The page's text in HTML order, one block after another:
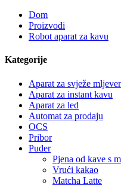
Dom
Proizvodi
Robot aparat za kavu
Kategorije
Aparat za svježe
Aparat za instant kavu
Aparat za led
Automat za prodaju
OCS
Pribor
Puder
Pjena od kave s
Vrući kakao
Matcha Latte